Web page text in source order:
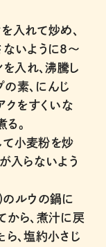
入れて炒め、
ないように8〜
入れ、沸騰し
素、にんじ
クをすくいな
。
て小麦粉を炒
入らないよう
のルウの鍋に
から、煮汁に戻
、塩約小さじ